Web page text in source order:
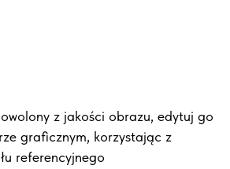
z jakości obrazu, edytuj go
graficznym, korzystając z
referencyjnego